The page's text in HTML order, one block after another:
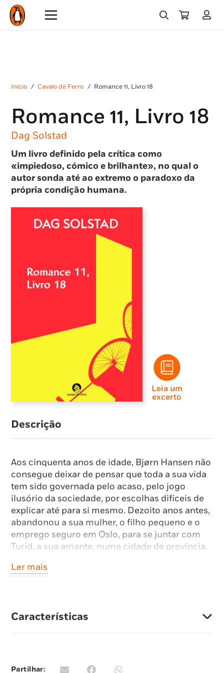
Início / Cavalo de Ferro / Romance 11, Livro 18
Romance 11, Livro 18
Dag Solstad
Um livro definido pela crítica como
«impiedoso, cómico e brilhante», no qual o
autor sonda até ao extremo o paradoxo da
própria condição humana.
Leia um
excerto
Descrição
Aos cinquenta anos de idade, Bjørn Hansen não
consegue deixar de pensar que toda a sua vida
tem sido governada pelo acaso, pelo jogo
ilusório da sociedade, por escolhas difíceis de
explicar até para si mesmo. Dezoito anos antes,
abandonou a sua mulher, o filho pequeno e o
emprego seguro em Oslo, para se juntar com
Turid, a sua amante, numa cidade de província.
relação esmoreceu e terminou.
existência, congeminando um plano tão louco
sua perigosa decisão.
Ler mais
Características
Partilhar: